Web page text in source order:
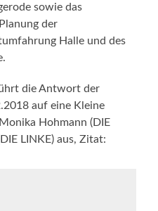
sowie das
der
Halle und des
die Antwort der
auf eine Kleine
Hohmann (DIE
LINKE) aus, Zitat: